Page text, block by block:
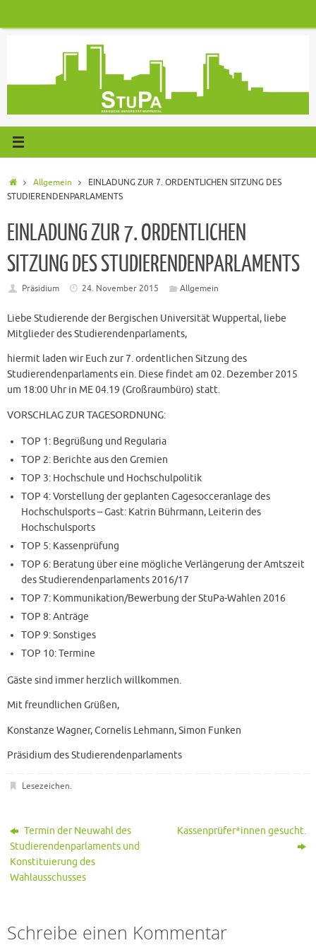
StartAllgemein
EINLADUNG ZUR 7. ORDENTLICHEN SITZUNG DES
STUDIERENDENPARLAMENTS
EINLADUNG ZUR 7. ORDENTLICHEN
SITZUNG DES STUDIERENDENPARLAMENTS
Präsidium 24. November 2015 Allgemein
Liebe Studierende der Bergischen Universität Wuppertal, liebe
Mitglieder des Studierendenparlaments,
hiermit laden wir Euch zur 7. ordentlichen Sitzung des
Studierendenparlaments ein. Diese findet am 02. Dezember 2015
um 18:00 Uhr in ME 04.19 (Großraumbüro) statt.
VORSCHLAG ZUR TAGESORDNUNG:
TOP 1: Begrüßung und Regularia
TOP 2: Berichte aus den Gremien
TOP 3: Hochschule und Hochschulpolitik
TOP 4: Vorstellung der geplanten Cagesocceranlage des
Hochschulsports – Gast: Katrin Bührmann, Leiterin des
Hochschulsports
TOP 5: Kassenprüfung
TOP 6: Beratung über eine mögliche Verlängerung der Amtszeit
des Studierendenparlaments 2016/17
TOP 7: Kommunikation/Bewerbung der StuPa-Wahlen 2016
TOP 8: Anträge
TOP 9: Sonstiges
TOP 10: Termine
Gäste sind immer herzlich willkommen.
Mit freundlichen Grüßen,
Konstanze Wagner, Cornelis Lehmann, Simon Funken
Präsidium des Studierendenparlaments
Lesezeichen.
Termin der Neuwahl des
Studierendenparlaments und
Konstituierung des
Wahlausschusses
Kassenprüfer*innen gesucht.
Schreibe einen Kommentar